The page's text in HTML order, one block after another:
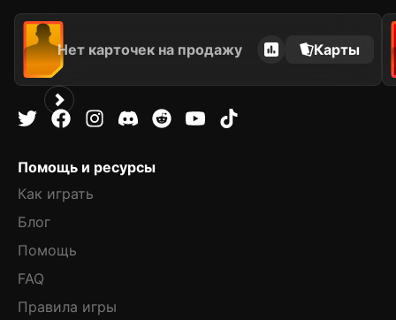
Нет карточек на продажу Карты
Помощь и ресурсы
Как играть
Блог
Помощь
FAQ
Правила игры